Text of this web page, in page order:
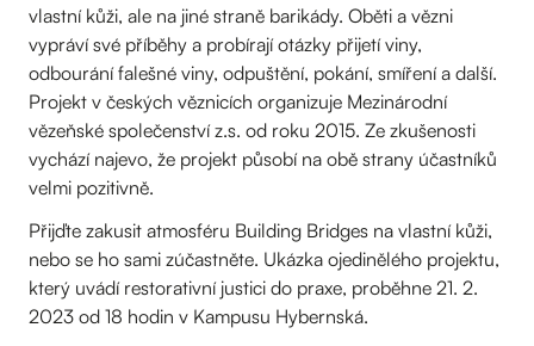
vlastní kůži, ale na jiné straně barikády. Oběti a vězni
vypráví své příběhy a probírají otázky přijetí viny,
odbourání falešné viny, odpuštění, pokání, smíření a další.
Projekt v českých věznicích organizuje Mezinárodní
vězeňské společenství z.s. od roku 2015. Ze zkušenosti
vychází najevo, že projekt působí na obě strany účastníků
velmi pozitivně.
Přijďte zakusit atmosféru Building Bridges na vlastní kůži,
nebo se ho sami zúčastněte. Ukázka ojedinělého projektu,
který uvádí restorativní justici do praxe, proběhne 21. 2.
2023 od 18 hodin v Kampusu Hybernská.